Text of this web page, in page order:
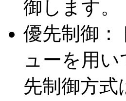
御します。
優先制御
ューを用
先制御方式